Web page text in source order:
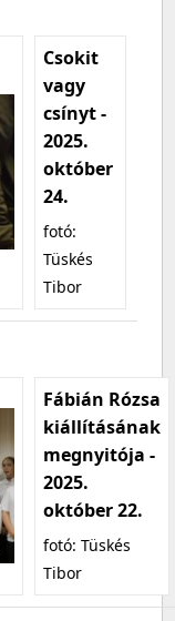
Csokit
vagy
csínyt -
2025.
október
24.
fotó:
Tüskés
Tibor
Fábián Rózsa
kiállításának
megnyitója -
2025.
október 22.
fotó: Tüskés
Tibor